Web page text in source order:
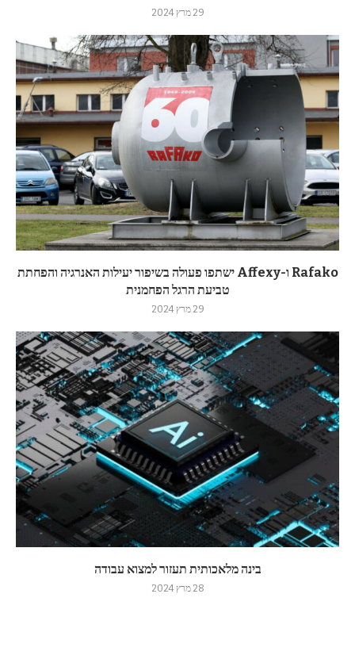
29 מרץ 2024
Rafako ו-Affexy ישתפו פעולה בשיפור יעילות האנרגיה והפחתת
טביעת הרגל הפחמנית
29 מרץ 2024
בינה מלאכותית תעזור למצוא עבודה
28 מרץ 2024